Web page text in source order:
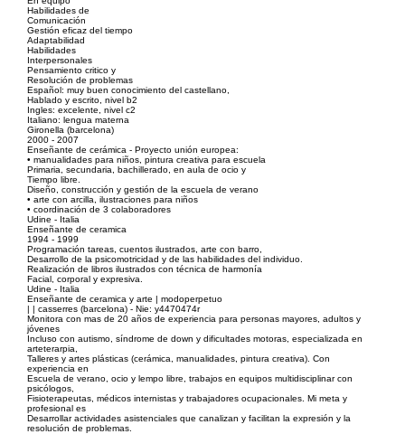
Habilidades de
Comunicación
Gestión eficaz del tiempo
Adaptabilidad
Habilidades
Interpersonales
Pensamiento critico y
Resolución de problemas
Español: muy buen conocimiento del castellano,
Hablado y escrito, nivel b2
Ingles: excelente, nivel c2
Italiano: lengua materna
Gironella (barcelona)
2000 - 2007
Enseñante de cerámica - Proyecto unión europea:
• manualidades para niños, pintura creativa para escuela
Primaria, secundaria, bachillerado, en aula de ocio y
Tiempo libre.
Diseño, construcción y gestión de la escuela de verano
• arte con arcilla, ilustraciones para niños
• coordinación de 3 colaboradores
Udine - Italia
Enseñante de ceramica
1994 - 1999
Programación tareas, cuentos ilustrados, arte con barro,
Desarrollo de la psicomotricidad y de las habilidades del individuo.
Realización de libros ilustrados con técnica de harmonía
Facial, corporal y expresiva.
Udine - Italia
Enseñante de ceramica y arte | modoperpetuo
| | casserres (barcelona) - Nie: y4470474r
Monitora con mas de 20 años de experiencia para personas mayores, adultos y
jóvenes
Incluso con autismo, síndrome de down y dificultades motoras, especializada en
arteterarpia,
Talleres y artes plásticas (cerámica, manualidades, pintura creativa). Con
experiencia en
Escuela de verano, ocio y lempo libre, trabajos en equipos multidisciplinar con
psicólogos,
Fisioterapeutas, médicos internistas y trabajadores ocupacionales. Mi meta y
profesional es
Desarrollar actividades asistenciales que canalizan y facilitan la expresión y la
resolución de problemas.